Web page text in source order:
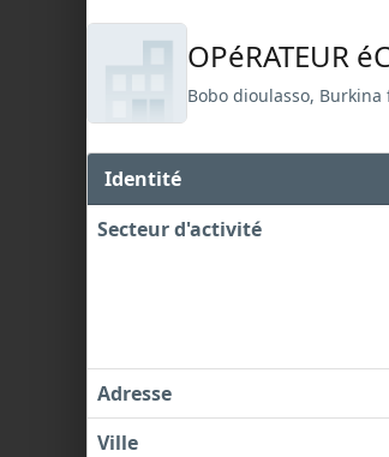
OPéRATEUR
Bobo dioulasso, Burkina
Identité
Secteur d'activité
Adresse
Ville